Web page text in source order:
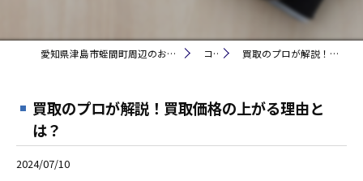
愛知県津島市蛭間町周辺のお買取りなら買取大吉 ヤマナカ神守店 コラム 買取のプロが解説！買取価格の上がる理由とは？
買取のプロが解説！買取価格の上がる理由と
は？
2024/07/10